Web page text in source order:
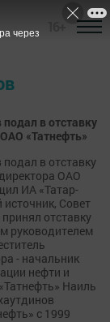
в отставку
«Татнефть»
в отставку
ОАО
ИА «Татар-
Совет
отставку
руководителем
- начальник
нефти и
Наиль
с 1999
через